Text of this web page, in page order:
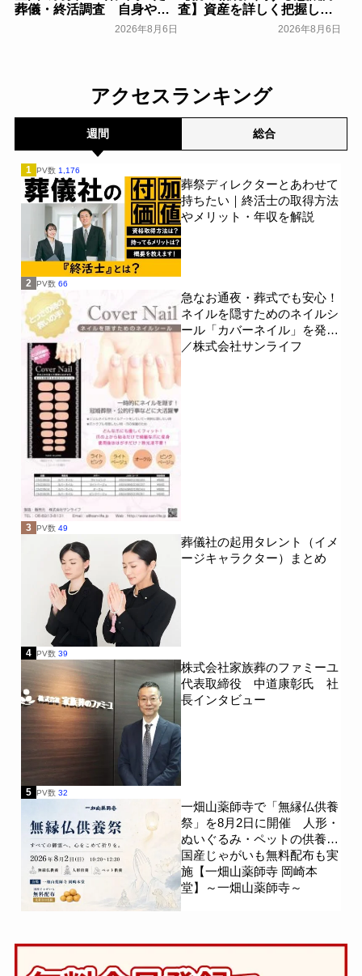
葬儀・終活調査 自身や家
族の葬儀について「特に考
2026年8月6日
査】資産を詳しく把握して
いる人はわずか7％？具体的
て400名を対象に意識調査
2026年8月6日
アクセスランキング
週間 総合
1 PV数 1,176
葬祭ディレクターとあわせて
持ちたい｜終活士の取得方法
やメリット・年収を解説
2 PV数 66
急なお通夜・葬式でも安心！
ネイルを隠すためのネイルシ
ール「カバーネイル」を発売
／株式会社サンライフ
3 PV数 49
葬儀社の起用タレント（イメ
ージキャラクター）まとめ
4 PV数 39
株式会社家族葬のファミーユ
代表取締役 中道康彰氏 社
長インタビュー
5 PV数 32
一畑山薬師寺で「無縁仏供養
祭」を8月2日に開催 人形・
ぬいぐるみ・ペットの供養、
国産じゃがいも無料配布も実
施【一畑山薬師寺 岡崎本
堂】～一畑山薬師寺～